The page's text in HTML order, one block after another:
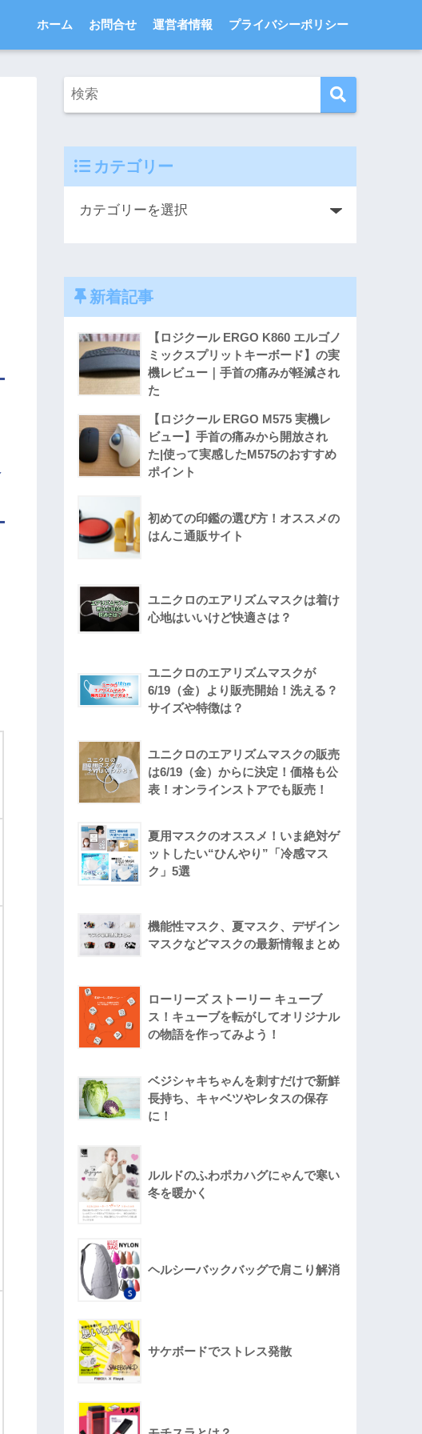
ホーム お問合せ 運営者情報 プライバシーポリシー
カテゴリー
新着記事
【ロジクール ERGO K860 エルゴノ
ミックスプリットキーボード】の実
機レビュー｜手首の痛みが軽減され
た
【ロジクール ERGO M575 実機レ
ビュー】手首の痛みから開放され
た|使って実感したM575のおすすめ
ポイント
初めての印鑑の選び方！オススメの
はんこ通販サイト
ユニクロのエアリズムマスクは着け
心地はいいけど快適さは？
ユニクロのエアリズムマスクが
6/19（金）より販売開始！洗える？
サイズや特徴は？
ユニクロのエアリズムマスクの販売
は6/19（金）からに決定！価格も公
表！オンラインストアでも販売！
夏用マスクのオススメ！いま絶対ゲ
ットしたい“ひんやり”「冷感マス
ク」5選
機能性マスク、夏マスク、デザイン
マスクなどマスクの最新情報まとめ
ローリーズ ストーリー キューブ
ス！キューブを転がしてオリジナル
の物語を作ってみよう！
ベジシャキちゃんを刺すだけで新鮮
長持ち、キャベツやレタスの保存
に！
ルルドのふわポカハグにゃんで寒い
冬を暖かく
ヘルシーバックバッグで肩こり解消
サケボードでストレス発散